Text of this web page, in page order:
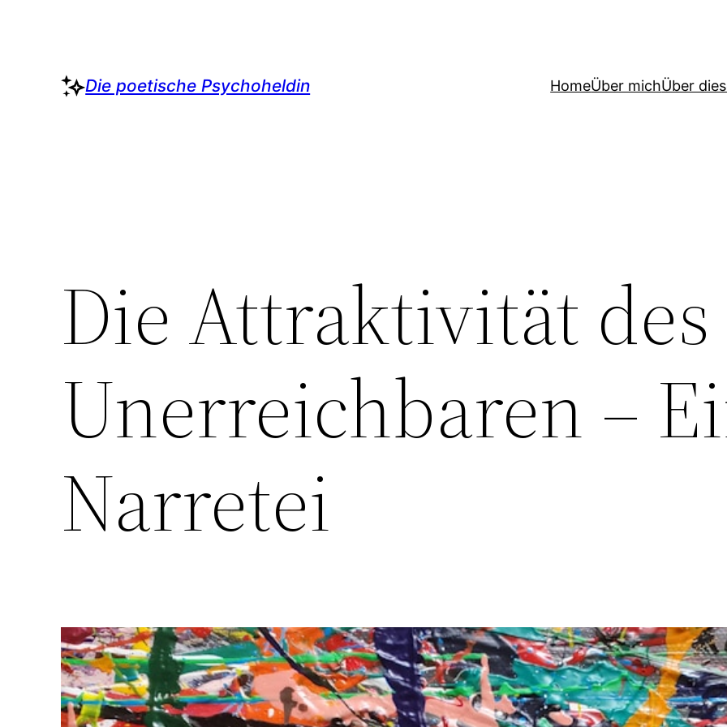
Die poetische Psychoheldin HomeÜber michÜber
Die Attraktivität des
Unerreichbaren –
Narretei